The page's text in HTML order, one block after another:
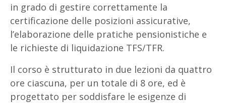
in grado di gestire correttamente la
certificazione delle posizioni assicurative,
l’elaborazione delle pratiche pensionistiche e
le richieste di liquidazione TFS/TFR.
Il corso è strutturato in due lezioni da quattro
ore ciascuna, per un totale di 8 ore, ed è
progettato per soddisfare le esigenze di